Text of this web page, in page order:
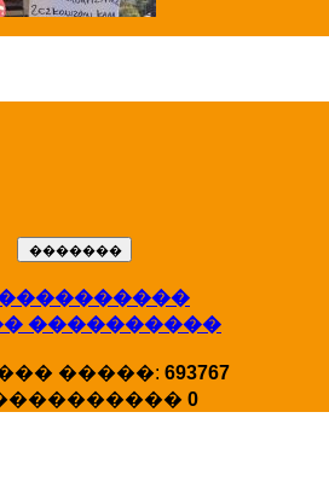
X�����
�����
HotStat ...
����������
�����: 693767
0